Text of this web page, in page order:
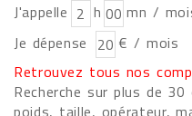
J'appelle h
mn /
Je dépense
€ / mois
Retrouvez tous nos
Recherche sur plus de
poids, taille, opérateur,